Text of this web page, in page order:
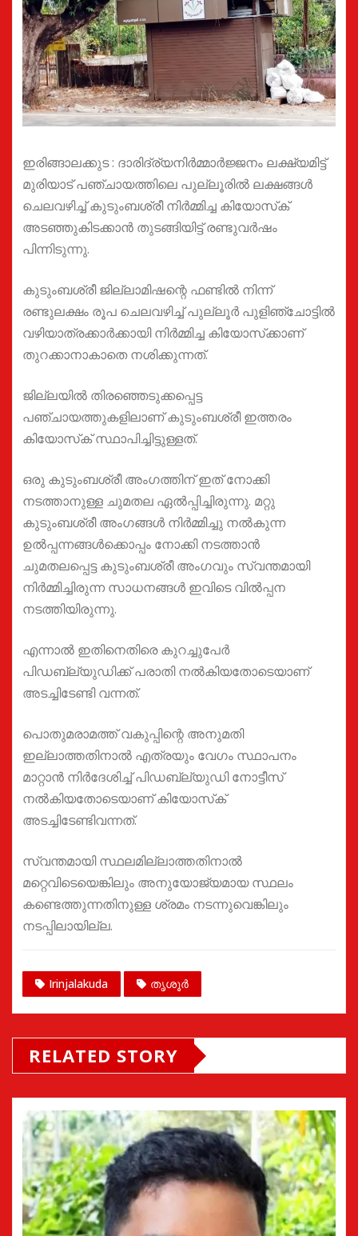
ഇരിങ്ങാലക്കുട : ദാരിദ്ര്യനിർമ്മാർജ്ജനം ലക്ഷ്യമിട്ട്
മുരിയാട് പഞ്ചായത്തിലെ പുല്ലൂരില്‍ ലക്ഷങ്ങള്‍
ചെലവഴിച്ച് കുടുംബശ്രീ നിര്‍മ്മിച്ച കിയോസ്‌ക്
അടഞ്ഞുകിടക്കാൻ തുടങ്ങിയിട്ട് രണ്ടുവർഷം
പിന്നിടുന്നു.
കുടുംബശ്രീ ജില്ലാമിഷന്റെ ഫണ്ടിൽ നിന്ന്
രണ്ടുലക്ഷം രൂപ ചെലവഴിച്ച് പുല്ലൂർ പുളിഞ്ചോട്ടിൽ
വഴിയാത്രക്കാര്‍ക്കായി നിര്‍മ്മിച്ച കിയോസ്‌ക്കാണ്
തുറക്കാനാകാതെ നശിക്കുന്നത്.
ജില്ലയില്‍ തിരഞ്ഞെടുക്കപ്പെട്ട
പഞ്ചായത്തുകളിലാണ് കുടുംബശ്രീ ഇത്തരം
കിയോസ്‌ക് സ്ഥാപിച്ചിട്ടുള്ളത്.
ഒരു കുടുംബശ്രീ അംഗത്തിന് ഇത് നോക്കി
നടത്താനുള്ള ചുമതല ഏൽപ്പിച്ചിരുന്നു. മറ്റു
കുടുംബശ്രീ അംഗങ്ങള്‍ നിർമ്മിച്ചു നൽകുന്ന
ഉൽപ്പന്നങ്ങൾക്കൊപ്പം നോക്കി നടത്താന്‍
ചുമതലപ്പെട്ട കുടുംബശ്രീ അംഗവും സ്വന്തമായി
നിർമ്മിച്ചിരുന്ന സാധനങ്ങൾ ഇവിടെ വിൽപ്പന
നടത്തിയിരുന്നു.
എന്നാല്‍ ഇതിനെതിരെ കുറച്ചുപേര്‍
പിഡബ്ല്യുഡിക്ക് പരാതി നല്‍കിയതോടെയാണ്
അടച്ചിടേണ്ടി വന്നത്.
പൊതുമരാമത്ത് വകുപ്പിന്റെ അനുമതി
ഇല്ലാത്തതിനാല്‍ എത്രയും വേഗം സ്ഥാപനം
മാറ്റാന്‍ നിര്‍ദേശിച്ച് പിഡബ്ല്യുഡി നോട്ടീസ്
നല്‍കിയതോടെയാണ് കിയോസ്‌ക്
അടച്ചിടേണ്ടിവന്നത്.
സ്വന്തമായി സ്ഥലമില്ലാത്തതിനാല്‍
മറ്റെവിടെയെങ്കിലും അനുയോജ്യമായ സ്ഥലം
കണ്ടെത്തുന്നതിനുള്ള ശ്രമം നടന്നുവെങ്കിലും
നടപ്പിലായില്ല.
Irinjalakuda തൃശൂർ
RELATED STORY